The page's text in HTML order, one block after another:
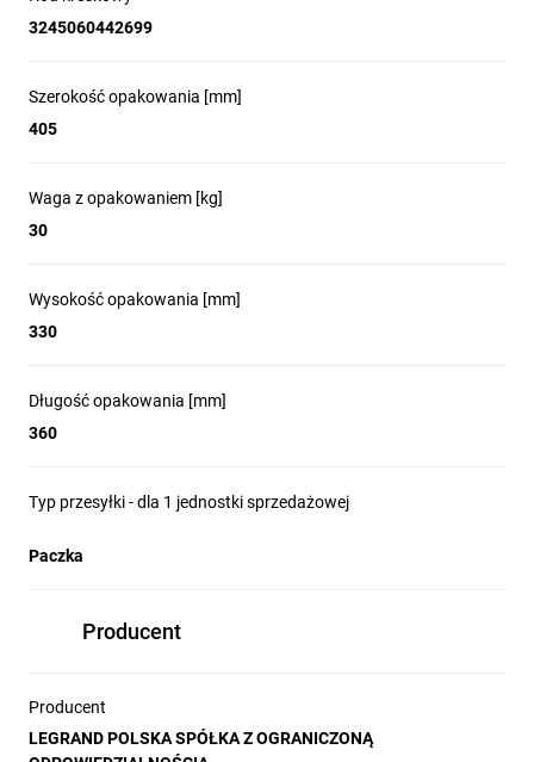
3245060442699
Szerokość opakowania [mm]
405
Waga z opakowaniem [kg]
30
Wysokość opakowania [mm]
330
Długość opakowania [mm]
360
Typ przesyłki - dla 1 jednostki sprzedażowej
Paczka
Producent
Producent
LEGRAND POLSKA SPÓŁKA Z OGRANICZONĄ